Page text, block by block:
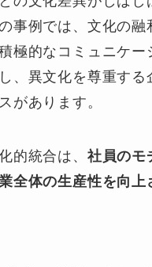
事例では、文化の融
極的なコミュニケー
、異文化を尊重する
があります。
的統合は、 社員のモ
全体の生産性を向上